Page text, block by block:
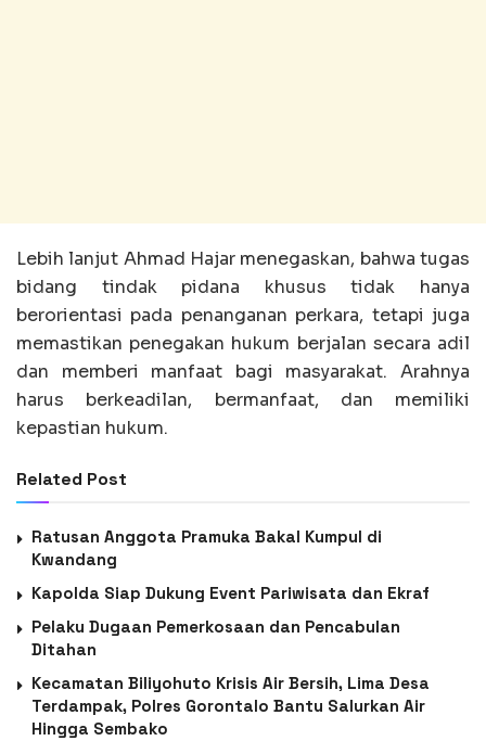
Lebih lanjut Ahmad Hajar menegaskan, bahwa tugas
bidang tindak pidana khusus tidak hanya
berorientasi pada penanganan perkara, tetapi juga
memastikan penegakan hukum berjalan secara adil
dan memberi manfaat bagi masyarakat. Arahnya
harus berkeadilan, bermanfaat, dan memiliki
kepastian hukum.
Related Post
Ratusan Anggota Pramuka Bakal Kumpul di
Kwandang
Kapolda Siap Dukung Event Pariwisata dan Ekraf
Pelaku Dugaan Pemerkosaan dan Pencabulan
Ditahan
Kecamatan Biliyohuto Krisis Air Bersih, Lima Desa
Terdampak, Polres Gorontalo Bantu Salurkan Air
Hingga Sembako